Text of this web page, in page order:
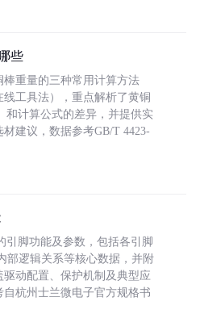
些
重量的三种常用计算方法
线工具法），重点解析了黄铜
和计算公式的差异，并提供实
建议，数据参考GB/T 4423-
引脚功能及参数，包括各引脚
部逻辑关系等核心数据，并附
动配置、保护机制及典型应
杭州士兰微电子官方规格书